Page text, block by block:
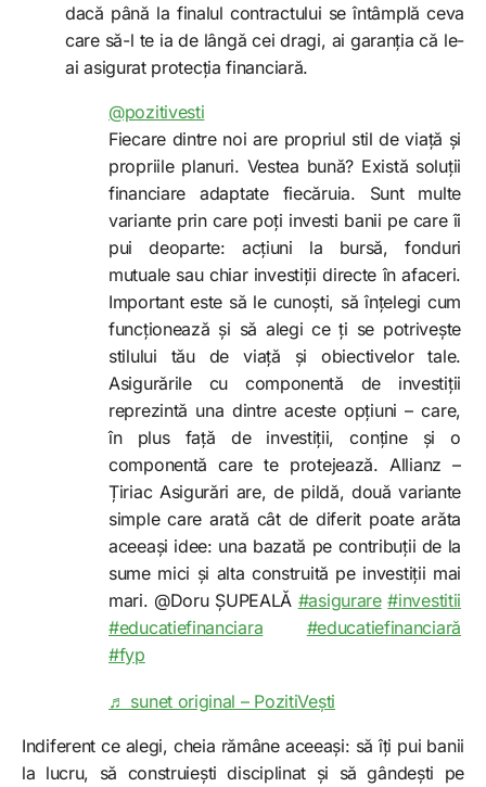
dacă până la finalul contractului se întâmplă ceva
care să-l te ia de lângă cei dragi, ai garanția că le-
ai asigurat protecția financiară.
@pozitivesti
Fiecare dintre noi are propriul stil de viață și
propriile planuri. Vestea bună? Există soluții
financiare adaptate fiecăruia. Sunt multe
variante prin care poți investi banii pe care îi
pui deoparte: acțiuni la bursă, fonduri
mutuale sau chiar investiții directe în afaceri.
Important este să le cunoști, să înțelegi cum
funcționează și să alegi ce ți se potrivește
stilului tău de viață și obiectivelor tale.
Asigurările cu componentă de investiții
reprezintă una dintre aceste opțiuni – care,
în plus față de investiții, conține și o
componentă care te protejează. Allianz –
Țiriac Asigurări are, de pildă, două variante
simple care arată cât de diferit poate arăta
aceeași idee: una bazată pe contribuții de la
sume mici și alta construită pe investiții mai
mari. @Doru ȘUPEALĂ #asigurare #investitii
#educatiefinanciara
#educatiefinanciară
#fyp
♬ sunet original – PozitiVești
Indiferent ce alegi, cheia rămâne aceeași: să îți pui banii
la lucru, să construiești disciplinat și să gândești pe